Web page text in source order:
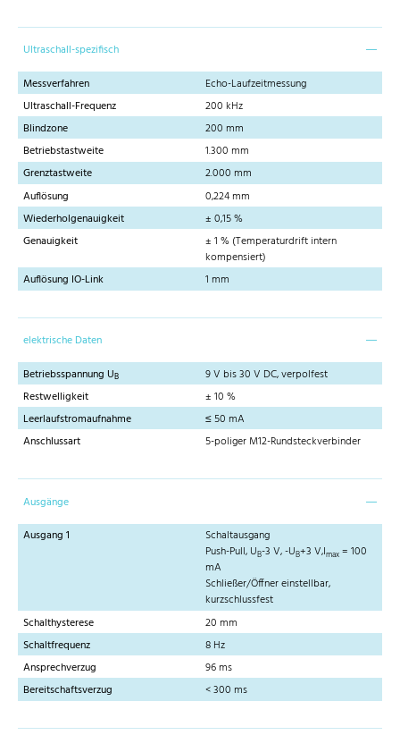
Ultraschall-spezifisch
Messverfahren
Echo-Laufzeitmessung
Ultraschall-Frequenz
200 kHz
Blindzone
200 mm
Betriebstastweite
1.300 mm
Grenztastweite
2.000 mm
Auflösung
0,224 mm
Wiederholgenauigkeit
± 0,15 %
Genauigkeit
± 1 % (Temperaturdrift intern
kompensiert)
Auflösung IO-Link
1 mm
elektrische Daten
Betriebsspannung UB
9 V bis 30 V DC, verpolfest
Restwelligkeit
± 10 %
Leerlaufstromaufnahme
≤ 50 mA
Anschlussart
5-poliger M12-Rundsteckverbinder
Ausgänge
Ausgang 1
Schaltausgang
Push-Pull, UB-3 V, -UB+3 V,Imax = 100
mA
Schließer/Öffner einstellbar,
kurzschlussfest
Schalthysterese
20 mm
Schaltfrequenz
8 Hz
Ansprechverzug
96 ms
Bereitschaftsverzug
< 300 ms